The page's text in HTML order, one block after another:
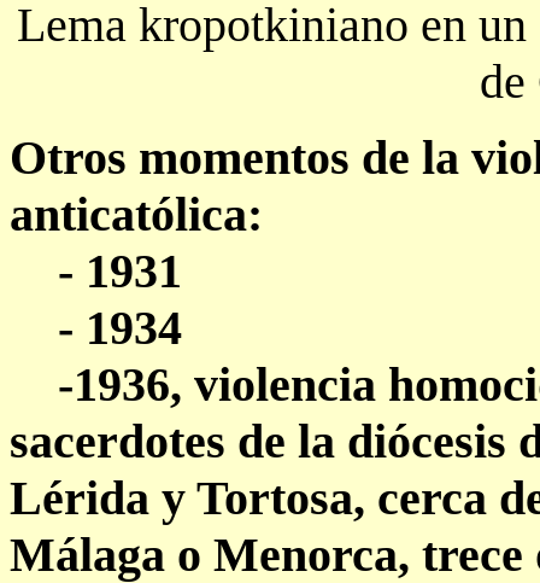
Lema kropotkiniano en
de
Otros momentos de la
anticatólica:
- 1931
- 1934
-1936, violencia
sacerdotes de la diócesis
Lérida y Tortosa, cerca
Málaga o Menorca, trece